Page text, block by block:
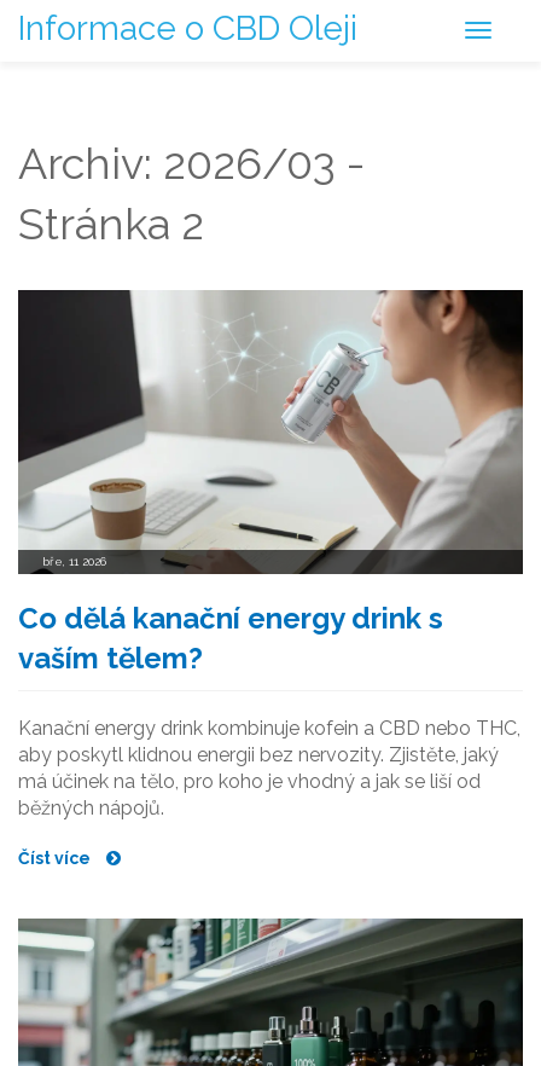
Informace o CBD Oleji
Archiv: 2026/03 -
Stránka 2
bře, 11 2026
Co dělá kanační energy drink s
vaším tělem?
Kanační energy drink kombinuje kofein a CBD nebo THC,
aby poskytl klidnou energii bez nervozity. Zjistěte, jaký
má účinek na tělo, pro koho je vhodný a jak se liší od
běžných nápojů.
Číst více